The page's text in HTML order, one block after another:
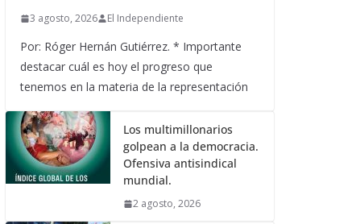
3 agosto, 2026 El Independiente
Por: Róger Hernán Gutiérrez. * Importante
destacar cuál es hoy el progreso que
tenemos en la materia de la representación
Los multimillonarios
golpean a la democracia.
Ofensiva antisindical
mundial.
2 agosto, 2026